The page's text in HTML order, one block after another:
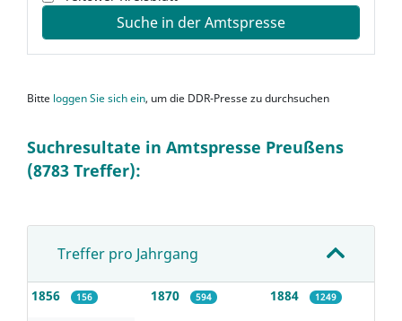
Suche in der Amtspresse
Bitte loggen Sie sich ein, um die DDR-Presse zu durchsuchen
Suchresultate in Amtspresse Preußens
(8783 Treffer):
Treffer pro Jahrgang
1856 156 1870 594 1884 1249